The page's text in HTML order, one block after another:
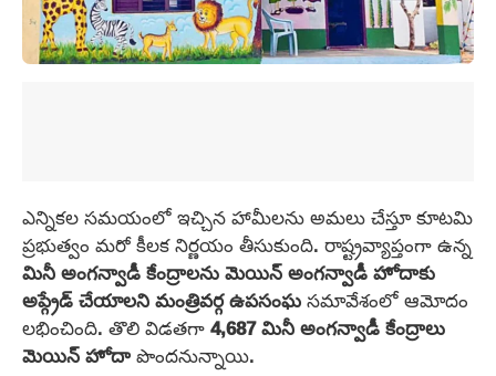
ఎన్నికల సమయంలో ఇచ్చిన హామీలను అమలు చేస్తూ కూటమి
ప్రభుత్వం మరో కీలక నిర్ణయం తీసుకుంది. రాష్ట్రవ్యాప్తంగా ఉన్న
మినీ అంగన్వాడీ కేంద్రాలనుమెయిన్ అంగన్వాడీ హోదాకు
అప్గ్రేడ్ చేయాలనిమంత్రివర్గ ఉపసంఘసమావేశంలో ఆమోదం
లభించింది. తొలి విడతగా4,687 మినీఅంగన్వాడీ కేంద్రాలు
మెయిన్ హోదాపొందనున్నాయి.